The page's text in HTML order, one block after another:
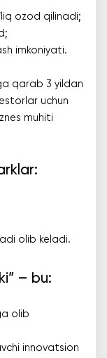
ozod qilinadi;
imkoniyati.
qarab 3 yildan
uchun
muhiti
olib keladi.
– bu:
olib
innovatsion